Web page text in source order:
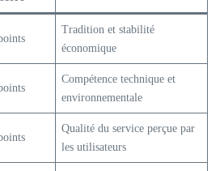
Tradition et stabilité
économique
Compétence technique et
environnementale
Qualité du service perçue par
les utilisateurs